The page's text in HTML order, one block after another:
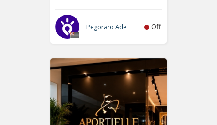
Pegoraro Ade Off